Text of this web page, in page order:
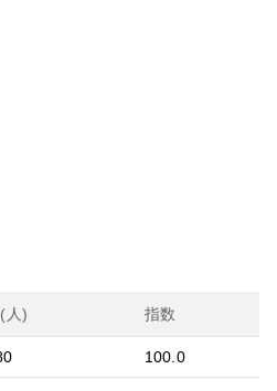
人) 指数
100.0